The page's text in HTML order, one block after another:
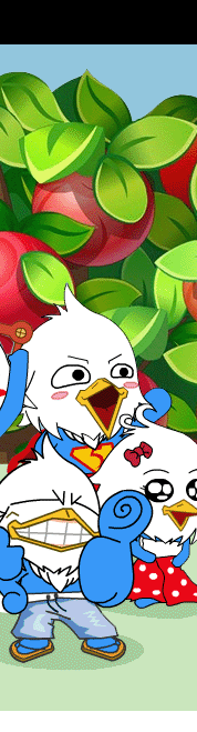
联系